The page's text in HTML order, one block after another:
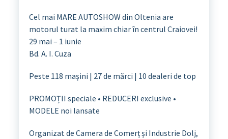
Cel mai MARE AUTOSHOW din Oltenia are
motorul turat la maxim chiar în centrul Craiovei!
29 mai – 1 iunie
Bd. A. I. Cuza
Peste 118 mașini | 27 de mărci | 10 dealeri de top
PROMOȚII speciale • REDUCERI exclusive •
MODELE noi lansate
Organizat de Camera de Comerț și Industrie Dolj,